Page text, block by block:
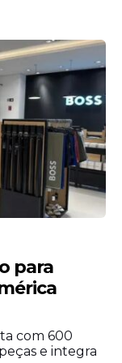
23 de julho,
veículos
Limoeiro,
sobre a
para
com 600
e integra